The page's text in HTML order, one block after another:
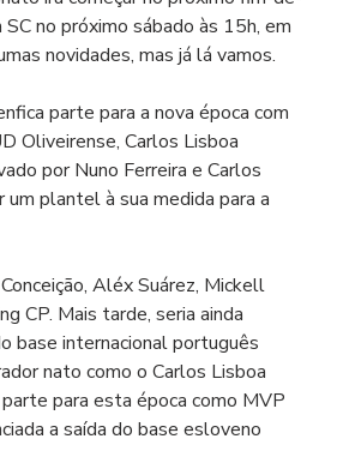
no próximo sábado às 15h, em
novidades, mas já lá vamos.
parte para a nova época com
Oliveirense, Carlos Lisboa
por Nuno Ferreira e Carlos
plantel à sua medida para a
Aléx Suárez, Mickell
CP. Mais tarde, seria ainda
base internacional português
nato como o Carlos Lisboa
para esta época como MVP
a saída do base esloveno